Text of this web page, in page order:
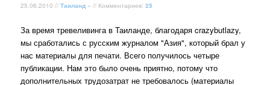
25.06.2010 //Таиланд » // Комментариев:25
За время тревеливинга в Таиланде, благодаря crazybutlazy,
мы сработались с русским журналом "Азия", который брал у
нас материалы для печати. Всего получилось четыре
публикации. Нам это было очень приятно, потому что
дополнительных трудозатрат не требовалось (материалы